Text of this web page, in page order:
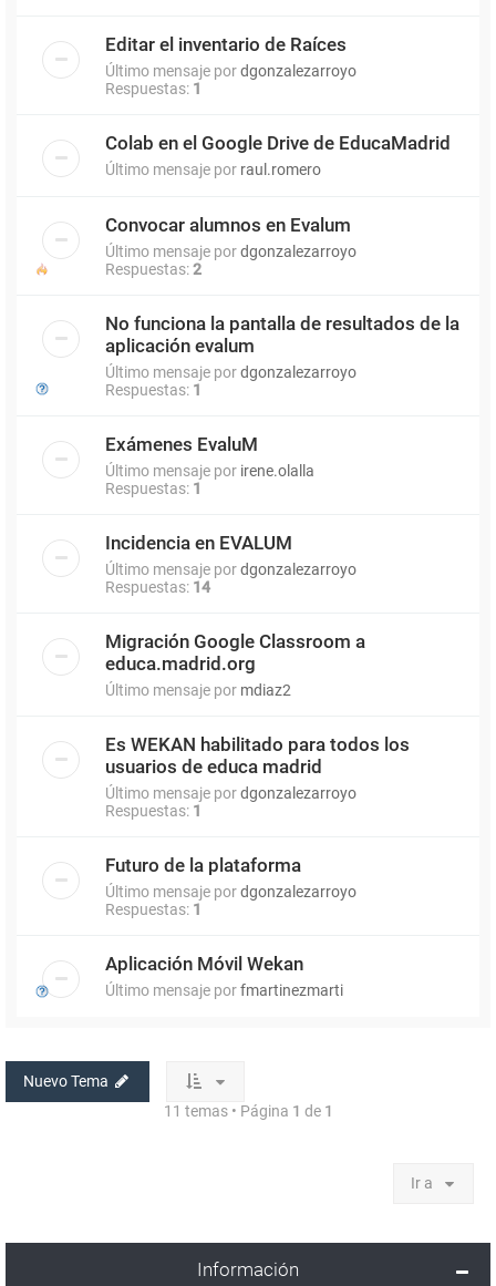
Editar el inventario de Raíces
Último mensaje pordgonzalezarroyo
Respuestas: 1
Colab en el Google Drive de EducaMadrid
Último mensaje por raul.romero
Convocar alumnos en Evalum
Último mensaje pordgonzalezarroyo
Respuestas:2
No funciona la pantalla de resultados de la
aplicación evalum
Último mensaje pordgonzalezarroyo
Respuestas: 1
Exámenes EvaluM
Último mensaje por irene.olalla
Respuestas: 1
Incidencia en EVALUM
Último mensaje pordgonzalezarroyo
Respuestas: 14
Migración Google Classroom a
educa.madrid.org
Último mensaje por mdiaz2
Es WEKAN habilitado para todos los
usuarios de educa madrid
Último mensaje pordgonzalezarroyo
Respuestas: 1
Futuro de la plataforma
Último mensaje pordgonzalezarroyo
Respuestas: 1
Aplicación Móvil Wekan
Último mensaje porfmartinezmarti
Nuevo Tema
11 temas • Página 1 de 1
Ir a
Información